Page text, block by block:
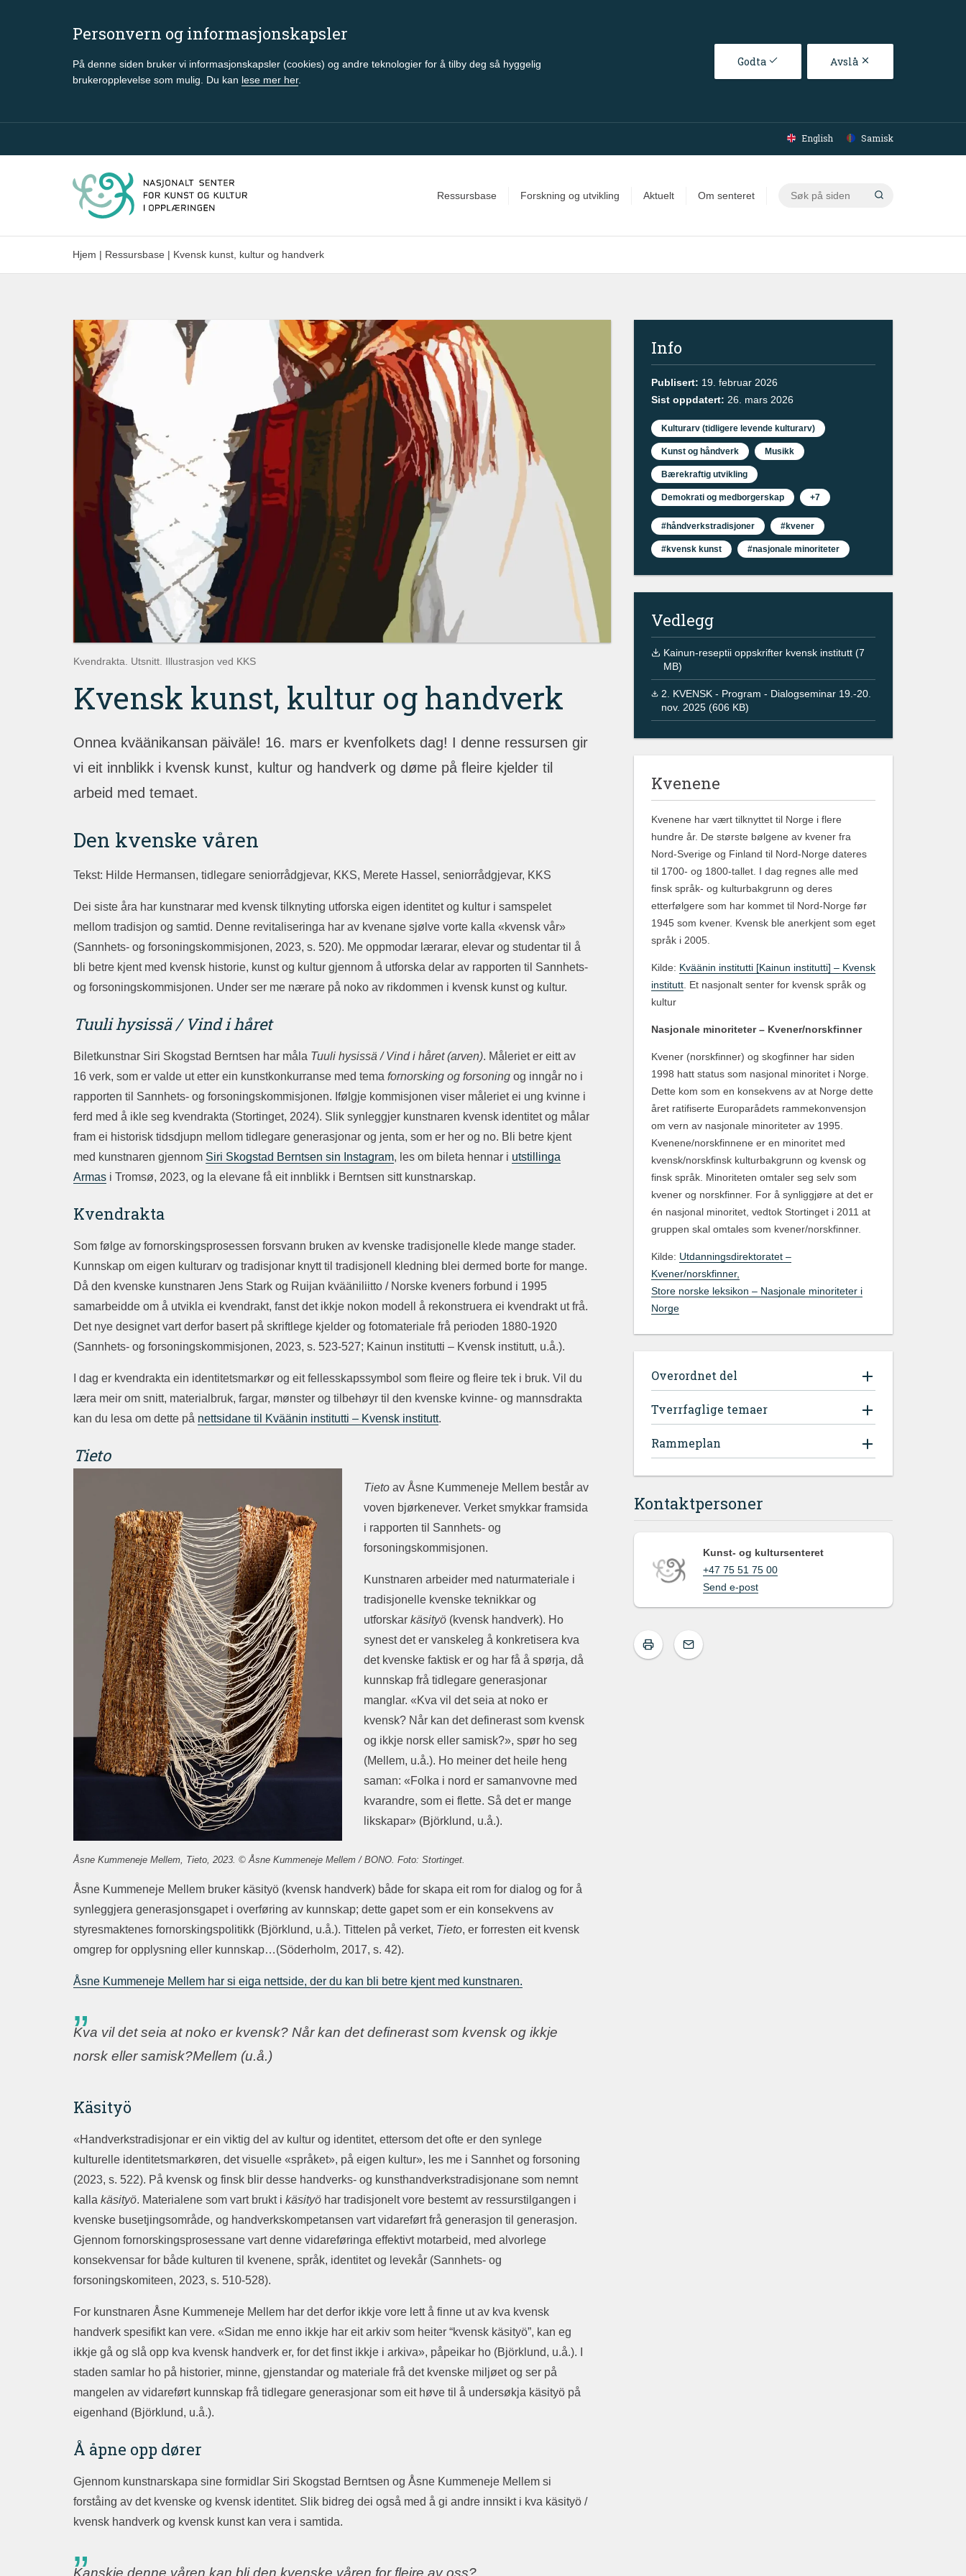
Personvern og informasjonskapsler
På denne siden bruker vi informasjonskapsler (cookies) og andre teknologier for å tilby deg så hyggelig
brukeropplevelse som mulig. Du kan lese mer her.
Godta Avslå
Gå til hovedinnhold
English Samisk
Ressursbase Forskning og utvikling Aktuelt Om senteret
Søk
Hjem | Ressursbase | Kvensk kunst, kultur og handverk
Kvendrakta. Utsnitt. Illustrasjon ved KKS
Kvensk kunst, kultur og handverk
Onnea kväänikansan päiväle! 16. mars er kvenfolkets dag! I denne ressursen gir
vi eit innblikk i kvensk kunst, kultur og handverk og døme på fleire kjelder til
arbeid med temaet.
Den kvenske våren
Tekst: Hilde Hermansen, tidlegare seniorrådgjevar, KKS, Merete Hassel, seniorrådgjevar, KKS
Dei siste åra har kunstnarar med kvensk tilknyting utforska eigen identitet og kultur i samspelet
mellom tradisjon og samtid. Denne revitaliseringa har av kvenane sjølve vorte kalla «kvensk vår»
(Sannhets- og forsoningskommisjonen, 2023, s. 520). Me oppmodar lærarar, elevar og studentar til å
bli betre kjent med kvensk historie, kunst og kultur gjennom å utforska delar av rapporten til Sannhets-
og forsoningskommisjonen. Under ser me nærare på noko av rikdommen i kvensk kunst og kultur.
Tuuli hysissä / Vind i håret
Biletkunstnar Siri Skogstad Berntsen har måla Tuuli hysissä / Vind i håret (arven). Måleriet er eitt av
16 verk, som er valde ut etter ein kunstkonkurranse med tema fornorsking og forsoning og inngår no i
rapporten til Sannhets- og forsoningskommisjonen. Ifølgje kommisjonen viser måleriet ei ung kvinne i
ferd med å ikle seg kvendrakta (Stortinget, 2024). Slik synleggjer kunstnaren kvensk identitet og målar
fram ei historisk tidsdjupn mellom tidlegare generasjonar og jenta, som er her og no. Bli betre kjent
med kunstnaren gjennom Siri Skogstad Berntsen sin Instagram, les om bileta hennar i utstillinga
Armas i Tromsø, 2023, og la elevane få eit innblikk i Berntsen sitt kunstnarskap.
Kvendrakta
Som følge av fornorskingsprosessen forsvann bruken av kvenske tradisjonelle klede mange stader.
Kunnskap om eigen kulturarv og tradisjonar knytt til tradisjonell kledning blei dermed borte for mange.
Då den kvenske kunstnaren Jens Stark og Ruijan kvääniliitto / Norske kveners forbund i 1995
samarbeidde om å utvikla ei kvendrakt, fanst det ikkje nokon modell å rekonstruera ei kvendrakt ut frå.
Det nye designet vart derfor basert på skriftlege kjelder og fotomateriale frå perioden 1880-1920
(Sannhets- og forsoningskommisjonen, 2023, s. 523-527; Kainun institutti – Kvensk institutt, u.å.).
I dag er kvendrakta ein identitetsmarkør og eit fellesskapssymbol som fleire og fleire tek i bruk. Vil du
læra meir om snitt, materialbruk, fargar, mønster og tilbehøyr til den kvenske kvinne- og mannsdrakta
kan du lesa om dette på nettsidane til Kväänin institutti – Kvensk institutt.
Tieto
Tietoav Åsne Kummeneje Mellem består av
voven bjørkenever. Verket smykkar framsida
i rapporten til Sannhets- og
forsoningskommisjonen.
Kunstnaren arbeider med naturmateriale i
tradisjonelle kvenske teknikkar og
utforskar käsityö(kvensk handverk). Ho
synest det er vanskeleg å konkretisera kva
det kvenske faktisk er og har få å spørja, då
kunnskap frå tidlegare generasjonar
manglar. «Kva vil det seia at noko er
kvensk? Når kan det definerast som kvensk
og ikkje norsk eller samisk?», spør ho seg
(Mellem, u.å.). Ho meiner det heile heng
saman: «Folka i nord er samanvovne med
kvarandre, som ei flette. Så det er mange
likskapar» (Björklund, u.å.).
Åsne Kummeneje Mellem, Tieto, 2023. © Åsne Kummeneje Mellem / BONO. Foto: Stortinget.
Åsne Kummeneje Mellem bruker käsityö (kvensk handverk) både for skapa eit rom for dialog og for å
synleggjera generasjonsgapet i overføring av kunnskap; dette gapet som er ein konsekvens av
styresmaktenes fornorskingspolitikk (Björklund, u.å.). Tittelen på verket, Tieto, er forresten eit kvensk
omgrep for opplysning eller kunnskap…(Söderholm, 2017, s. 42).
Åsne Kummeneje Mellem har si eiga nettside, der du kan bli betre kjent med kunstnaren.
Kva vil det seia at noko er kvensk? Når kan det definerast som kvensk og ikkje
norsk eller samisk?Mellem (u.å.)
Käsityö
«Handverkstradisjonar er ein viktig del av kultur og identitet, ettersom det ofte er den synlege
kulturelle identitetsmarkøren, det visuelle «språket», på eigen kultur», les me i Sannhet og forsoning
(2023, s. 522). På kvensk og finsk blir desse handverks- og kunsthandverkstradisjonane som nemnt
kalla käsityö. Materialene som vart brukt i käsityö har tradisjonelt vore bestemt av ressurstilgangen i
kvenske busetjingsområde, og handverkskompetansen vart vidareført frå generasjon til generasjon.
Gjennom fornorskingsprosessane vart denne vidareføringa effektivt motarbeid, med alvorlege
konsekvensar for både kulturen til kvenene, språk, identitet og levekår (Sannhets- og
forsoningskomiteen, 2023, s. 510-528).
For kunstnaren Åsne Kummeneje Mellem har det derfor ikkje vore lett å finne ut av kva kvensk
handverk spesifikt kan vere. «Sidan me enno ikkje har eit arkiv som heiter “kvensk käsityö”, kan eg
ikkje gå og slå opp kva kvensk handverk er, for det finst ikkje i arkiva», påpeikar ho (Björklund, u.å.). I
staden samlar ho på historier, minne, gjenstandar og materiale frå det kvenske miljøet og ser på
mangelen av vidareført kunnskap frå tidlegare generasjonar som eit høve til å undersøkja käsityö på
eigenhand (Björklund, u.å.).
Å åpne opp dører
Gjennom kunstnarskapa sine formidlar Siri Skogstad Berntsen og Åsne Kummeneje Mellem si
forståing av det kvenske og kvensk identitet. Slik bidreg dei også med å gi andre innsikt i kva käsityö /
kvensk handverk og kvensk kunst kan vera i samtida.
Kanskje denne våren kan bli den kvenske våren for fleire av oss?
Info
Publisert: 19. februar 2026
Sist oppdatert: 26. mars 2026
Kulturarv (tidligere levende kulturarv)
Kunst og håndverk Musikk
Bærekraftig utvikling
Demokrati og medborgerskap +7
#håndverkstradisjoner #kvener
#kvensk kunst #nasjonale minoriteter
Vedlegg
Kainun-reseptii oppskrifter kvensk institutt (7
MB)
2. KVENSK - Program - Dialogseminar 19.-20.
nov. 2025 (606 KB)
Kvenene
Kvenene har vært tilknyttet til Norge i flere
hundre år. De største bølgene av kvener fra
Nord-Sverige og Finland til Nord-Norge dateres
til 1700- og 1800-tallet. I dag regnes alle med
finsk språk- og kulturbakgrunn og deres
etterfølgere som har kommet til Nord-Norge før
1945 som kvener. Kvensk ble anerkjent som eget
språk i 2005.
Kilde: Kväänin institutti [Kainun institutti] – Kvensk
institutt . Et nasjonalt senter for kvensk språk og
kultur
Nasjonale minoriteter – Kvener/norskfinner
Kvener (norskfinner) og skogfinner har siden
1998 hatt status som nasjonal minoritet i Norge.
Dette kom som en konsekvens av at Norge dette
året ratifiserte Europarådets rammekonvensjon
om vern av nasjonale minoriteter av 1995.
Kvenene/norskfinnene er en minoritet med
kvensk/norskfinsk kulturbakgrunn og kvensk og
finsk språk. Minoriteten omtaler seg selv som
kvener og norskfinner. For å synliggjøre at det er
én nasjonal minoritet, vedtok Stortinget i 2011 at
gruppen skal omtales som kvener/norskfinner.
Kilde: Utdanningsdirektoratet –
Kvener/norskfinner,
Store norske leksikon – Nasjonale minoriteter i
Norge
Overordnet del
Tverrfaglige temaer
Rammeplan
Kontaktpersoner
Kunst- og kultursenteret
+47 75 51 75 00
Send e-post